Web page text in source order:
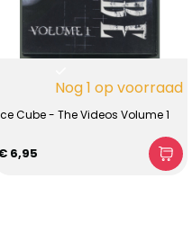
Nog 1 op voorraad
Cube - The Videos Volume 1
6,95